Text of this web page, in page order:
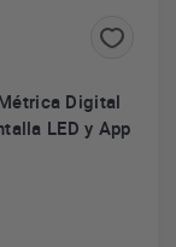
Digital
LED y App